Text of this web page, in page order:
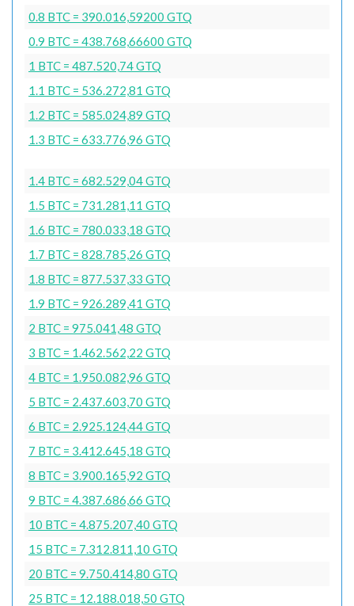
0.8 BTC = 390.016,59200 GTQ
0.9 BTC = 438.768,66600 GTQ
1 BTC = 487.520,74 GTQ
1.1 BTC = 536.272,81 GTQ
1.2 BTC = 585.024,89 GTQ
1.3 BTC = 633.776,96 GTQ
1.4 BTC = 682.529,04 GTQ
1.5 BTC = 731.281,11 GTQ
1.6 BTC = 780.033,18 GTQ
1.7 BTC = 828.785,26 GTQ
1.8 BTC = 877.537,33 GTQ
1.9 BTC = 926.289,41 GTQ
2 BTC = 975.041,48 GTQ
3 BTC = 1.462.562,22 GTQ
4 BTC = 1.950.082,96 GTQ
5 BTC = 2.437.603,70 GTQ
6 BTC = 2.925.124,44 GTQ
7 BTC = 3.412.645,18 GTQ
8 BTC = 3.900.165,92 GTQ
9 BTC = 4.387.686,66 GTQ
10 BTC = 4.875.207,40 GTQ
15 BTC = 7.312.811,10 GTQ
20 BTC = 9.750.414,80 GTQ
25 BTC = 12.188.018,50 GTQ